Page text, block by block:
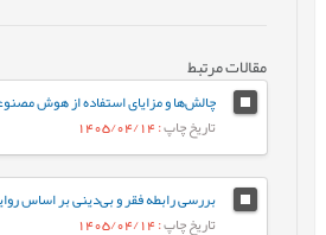
مقالات مرتبط
تاریخ چاپ: 1405/04/14
تاریخ چاپ: 1405/04/14